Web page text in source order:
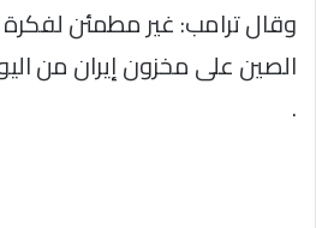
وقال ترامب: غير مطمئن
الصين على مخزون إيران من
.